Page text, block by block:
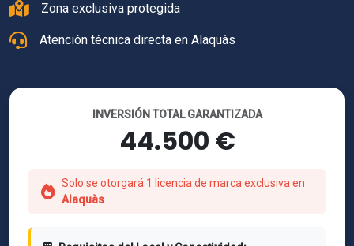
Zona exclusiva protegida
Atención técnica directa en Alaquàs
INVERSIÓN TOTAL GARANTIZADA
44.500 €
Solo se otorgará 1 licencia de marca exclusiva en
Alaquàs